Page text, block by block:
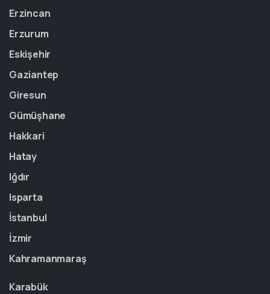
Erzincan
Erzurum
Eskişehir
Gaziantep
Giresun
Gümüşhane
Hakkari
Hatay
Iğdır
Isparta
İstanbul
İzmir
Kahramanmaraş
Karabük